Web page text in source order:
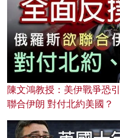
陳文鴻教授：美伊戰爭恐
聯合伊朗 對付北約美國？